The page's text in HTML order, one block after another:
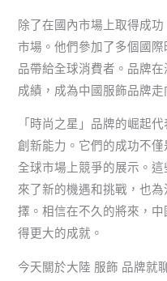
除了在國內市場上取得成
市場。他們參加了多個國
品帶給全球消費者。品牌
成績，成為中國服飾品牌走
「時尚之星」品牌的崛起
創新能力。它們的成功不
全球市場上競爭的展示。
來了新的機遇和挑戰，也
擇。相信在不久的將來，
得更大的成就。
今天關於大陸 服飾 品牌就